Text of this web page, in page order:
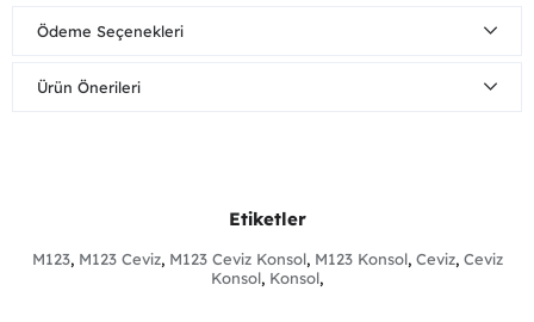
Demonte
Ürün Boyutları
Ödeme Seçenekleri
Ürün Önerileri
Etiketler
M123, M123 Ceviz, M123 Ceviz Konsol, M123 Konsol, Ceviz, Ceviz
Konsol, Konsol,